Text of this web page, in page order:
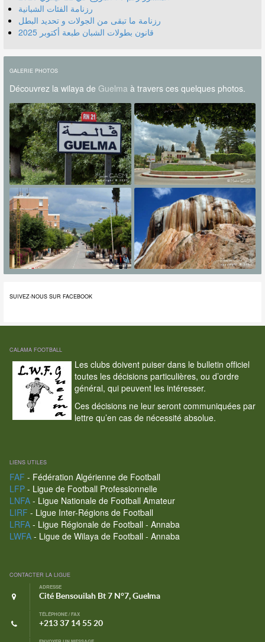
رزنامة الفئات الشبانية
رزنامة ما تبقى من الجولات و تحديد البطل
قانون بطولات الشبان طبعة أكتوبر 2025
GALERIE PHOTOS
Découvrez la wilaya de Guelmaà travers ces quelques photos.
SUIVEZ-NOUS SUR FACEBOOK
CALAMA FOOTBALL
Les clubs doivent puiser dans le bulletin officiel
toutes les décisions particulières, ou d’ordre
général, qui peuvent les intéresser.
Ces décisions ne leur seront communiquées par
lettre qu’en cas de nécessité absolue.
LIENS UTILES
FAF - Fédération Algérienne de Football
LFP- Ligue de Football Professionnelle
LNFA- Ligue Nationale de Football Amateur
LIRF - Ligue Inter-Régions de Football
LRFA- Ligue Régionale de Football - Annaba
LWFA- Ligue de Wilaya de Football - Annaba
CONTACTER LA LIGUE
ADRESSE
Cité Bensouilah Bt 7 N°7, Guelma
TÉLÉPHONE / FAX
+213 37 14 55 20